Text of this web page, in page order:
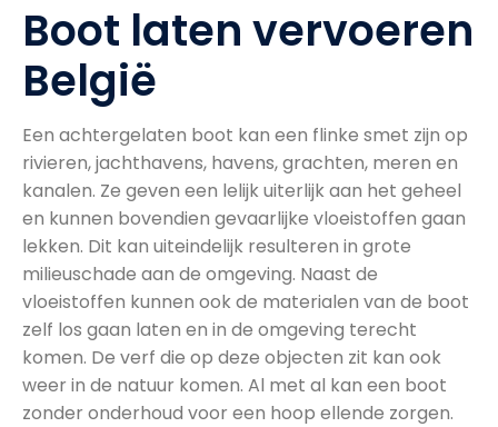
Boot laten vervoeren
België
Een achtergelaten boot kan een flinke smet zijn op
rivieren, jachthavens, havens, grachten, meren en
kanalen. Ze geven een lelijk uiterlijk aan het geheel
en kunnen bovendien gevaarlijke vloeistoffen gaan
lekken. Dit kan uiteindelijk resulteren in grote
milieuschade aan de omgeving. Naast de
vloeistoffen kunnen ook de materialen van de boot
zelf los gaan laten en in de omgeving terecht
komen. De verf die op deze objecten zit kan ook
weer in de natuur komen. Al met al kan een boot
zonder onderhoud voor een hoop ellende zorgen.